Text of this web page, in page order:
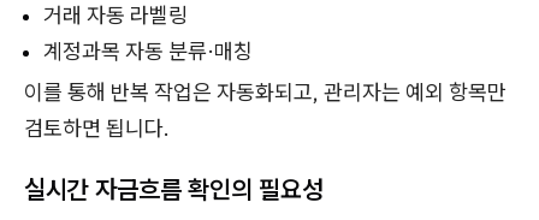
거래 자동 라벨링
계정과목 자동 분류·매칭
이를 통해 반복 작업은 자동화되고, 관리자는 예외 항목만
검토하면 됩니다.
실시간 자금흐름 확인의 필요성